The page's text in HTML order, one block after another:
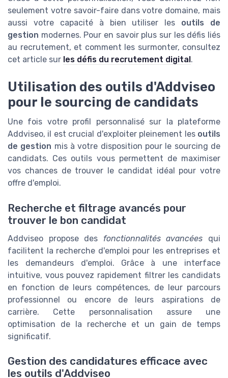
seulement votre savoir-faire dans votre domaine, mais
aussi votre capacité à bien utiliser les outils de
gestion modernes. Pour en savoir plus sur les défis liés
au recrutement, et comment les surmonter, consultez
cet article sur les défis du recrutement digital.
Utilisation des outils d'Addviseo
pour le sourcing de candidats
Une fois votre profil personnalisé sur la plateforme
Addviseo, il est crucial d'exploiter pleinement les outils
de gestion mis à votre disposition pour le sourcing de
candidats. Ces outils vous permettent de maximiser
vos chances de trouver le candidat idéal pour votre
offre d'emploi.
Recherche et filtrage avancés pour
trouver le bon candidat
Addviseo propose des fonctionnalités avancées qui
facilitent la recherche d'emploi pour les entreprises et
les demandeurs d'emploi. Grâce à une interface
intuitive, vous pouvez rapidement filtrer les candidats
en fonction de leurs compétences, de leur parcours
professionnel ou encore de leurs aspirations de
carrière. Cette personnalisation assure une
optimisation de la recherche et un gain de temps
significatif.
Gestion des candidatures efficace avec
les outils d'Addviseo